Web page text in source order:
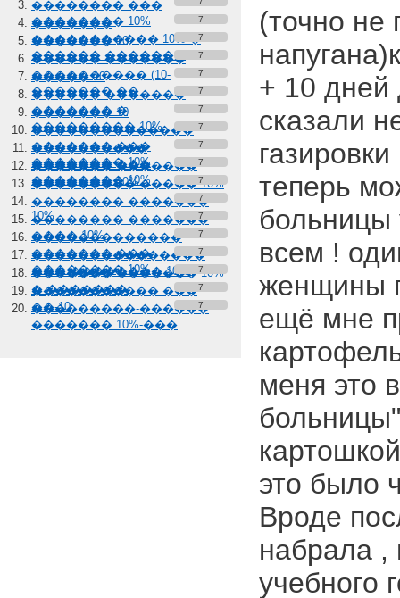
�������� ���
�������� 10%
�������
����������� 10% �
������ �������
7
������� 10 7
������ �������
���������� (10-
������� ��
7
����� 10 7
������ �������
������� �
��������� 10%
7
������� 10 7
��������������
������� ���
�������� 10%
7
����������
������� ���
�������� 10%
7
������� �������
������� 10%
7
��������� ����� 10%
7
�������� �������
10%
7
�������� �������
���� 10%
7
�������������
������� ���
�������� 10%
7
���������������
��� �������� 10%
7
������� ������� 10%
� �������
7
����������� ���
��-10
7
���������-������
������� 10%-���
7
(точно не
+ 10 дней
сказали
теперь
больницы
всем !
женщины
ещё мне
меня это
это было
Вроде
набрала ,
учебного